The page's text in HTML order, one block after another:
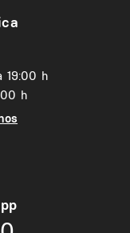
19:00 h
h